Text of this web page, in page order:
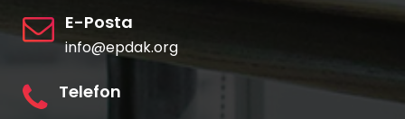
E-Posta
info@epdak.org
Telefon